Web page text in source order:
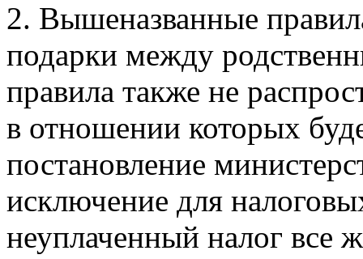
2. Вышеназванные
подарки между
правила также не
в отношении которых
постановление
исключение для
неуплаченный налог все